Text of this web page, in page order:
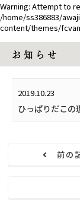
Warning: Attempt to
/home/ss386883/
content/themes/
お 知 ら せ
2019.10.23
ひっぱりだこの
前の